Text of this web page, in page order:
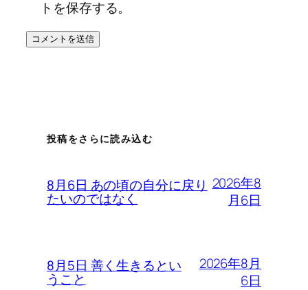
トを保存する。
投稿をさらに読み込む
8月6日 あの頃の自分に戻り
たいのではなく
2026年8
月6日
8月5日 善く生きるとい
うこと
2026年8月
6日